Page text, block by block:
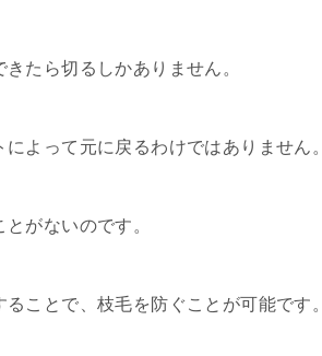
たら切るしかありません。
よって元に戻るわけではありません。
がないのです。
ことで、枝毛を防ぐことが可能です。